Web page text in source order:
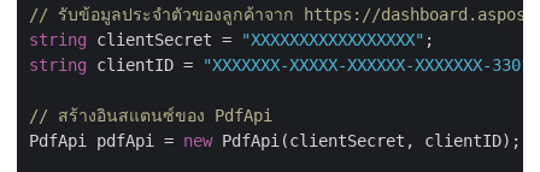
// รับข้อมูลประจำตัวของลูกค้าจาก https://
string clientSecret = "XXXXXXXXXXXXXXXXX"
string clientID = "XXXXXXX-XXXXX-XXXXXX-XXXXXXX-
// สร้างอินสแตนซ์ของ PdfApi
PdfApi pdfApi = new PdfApi(clientSecret, clientID);